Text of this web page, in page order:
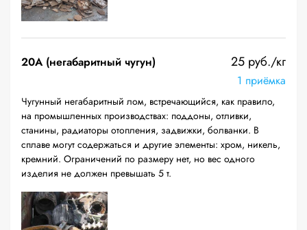
20A (негабаритный чугун) 25 руб./кг
1 приёмка
Чугунный негабаритный лом, встречающийся, как правило,
на промышленных производствах: поддоны, отливки,
станины, радиаторы отопления, задвижки, болванки. В
сплаве могут содержаться и другие элементы: хром, никель,
кремний. Ограничений по размеру нет, но вес одного
изделия не должен превышать 5 т.